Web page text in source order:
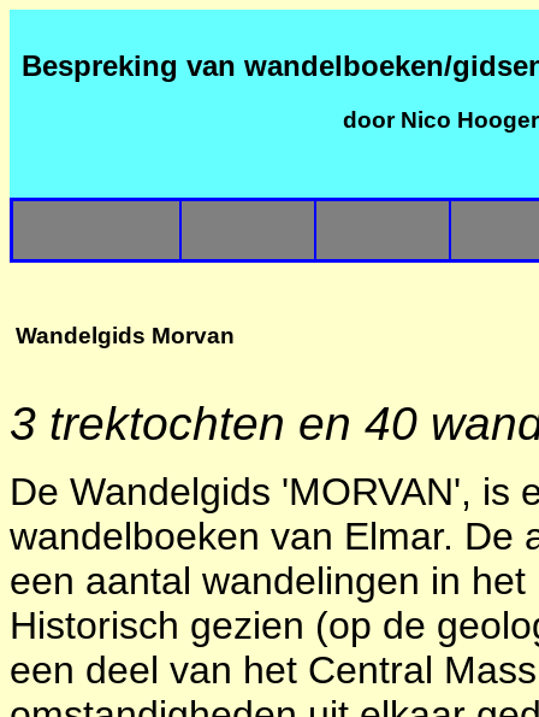
Bespreking van wandelboeken/
door Nico
Wandelgids Morvan
3 trektochten en 40
De Wandelgids 'MORVAN', is
wandelboeken van Elmar. De
een aantal wandelingen in
Historisch gezien (op de
een deel van het Central